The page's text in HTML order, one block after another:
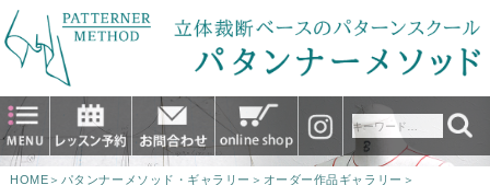
HOME ＞ パタンナーメソッド・ギャラリー ＞ オーダー作品ギャラリー ＞